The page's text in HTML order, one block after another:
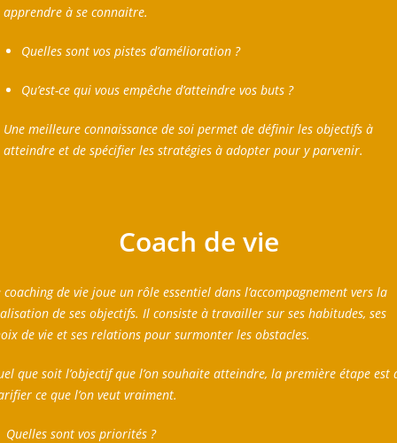
apprendre à se connaitre.
Quelles sont vos pistes d’amélioration ?
Qu’est-ce qui vous empêche d’atteindre vos buts ?
Une meilleure connaissance de soi permet de définir les objectifs à
atteindre et de spécifier les stratégies à adopter pour y parvenir.
Coach de vie
coaching de vie joue un rôle essentiel dans l’accompagnement vers la
de ses objectifs. Il consiste à travailler sur ses habitudes, ses
de vie et ses relations pour surmonter les obstacles.
que soit l’objectif que l’on souhaite atteindre, la première étape est
ce que l’on veut vraiment.
Quelles sont vos priorités ?